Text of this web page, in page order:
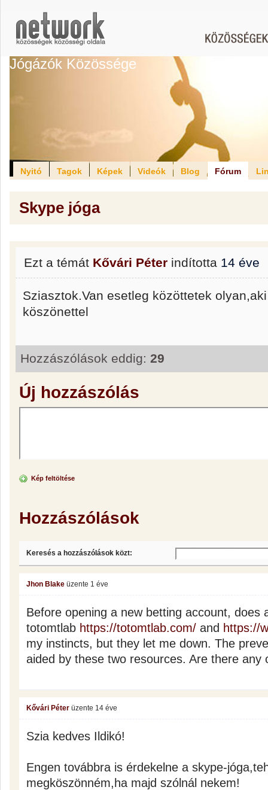
Jógázók Közössége
Nyitó Tagok Képek Videók Blog Fórum
Skype jóga
Ezt a témát Kővári Péter indította 14 éve
Sziasztok.Van esetleg közöttetek
köszönettel
Hozzászólások eddig: 29
Új hozzászólás
Kép feltöltése
Hozzászólások
Keresés a hozzászólások közt:
Jhon Blake üzente 1 éve
Before opening a new betting account, does
totomtlab https://totomtlab.com/ and https://
my instincts, but they let me down. The
aided by these two resources. Are there any
Kővári Péter üzente 14 éve
Szia kedves Ildikó!
Engen továbbra is érdekelne a skype-
megköszönném,ha majd szólnál nekem!